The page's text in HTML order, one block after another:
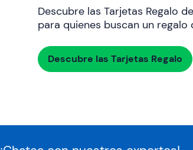
Descubre las Tarjetas Regalo
para quienes buscan un
Descubre las Tarjetas Regalo